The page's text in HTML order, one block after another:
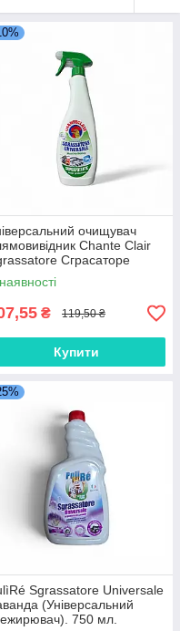
очищувач
Chante Clair
Сграсаторе
Мускус ,600 мл
₴ 119,50 ₴
Купити
Sgrassatore Universale
(Універсальний
750 мл.